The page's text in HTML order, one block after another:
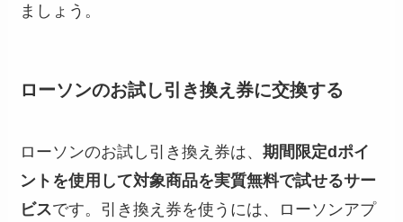
ましょう。
ローソンのお試し引き換え券に交換する
ローソンのお試し引き換え券は、期間限定dポイ
ントを使用して対象商品を実質無料で試せるサー
ビスです。引き換え券を使うには、ローソンアプ